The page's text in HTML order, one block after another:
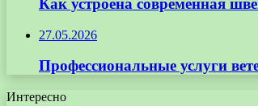
Как устроена современная
27.05.2026
Профессиональные услуги
Интересно